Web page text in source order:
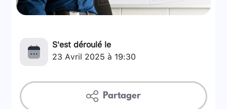
S'est déroulé le
23 Avril 2025 à 19:30
Partager